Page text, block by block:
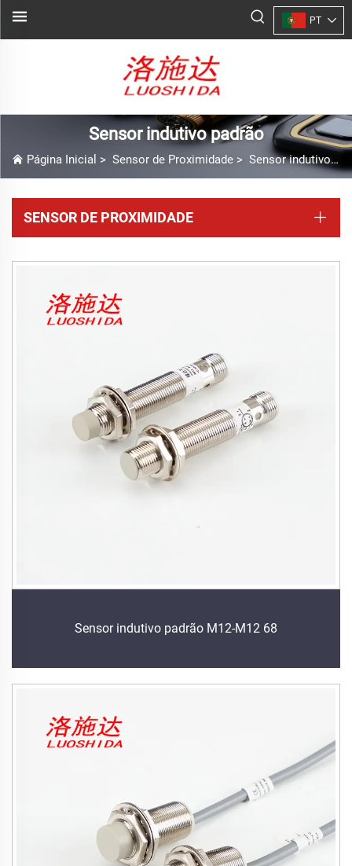
PT
Sensor indutivo padrão
Página Inicial > Sensor de Proximidade > Sensor indutivo padrão
SENSOR DE PROXIMIDADE
Sensor indutivo padrão M12-M12 68